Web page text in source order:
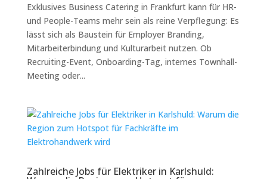
Exklusives Business Catering in Frankfurt kann für HR-
und People-Teams mehr sein als reine Verpflegung: Es
lässt sich als Baustein für Employer Branding,
Mitarbeiterbindung und Kulturarbeit nutzen. Ob
Recruiting-Event, Onboarding-Tag, internes Townhall-
Meeting oder...
Zahlreiche Jobs für Elektriker in Karlshuld: